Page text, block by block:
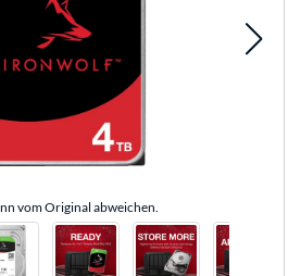
vom Original abweichen.